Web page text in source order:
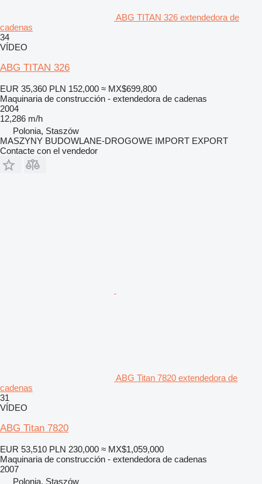
ABG TITAN 326 extendedora de
cadenas
34
VÍDEO
ABG TITAN 326
EUR 35,360 PLN 152,000 ≈ MX$699,800
Maquinaria de construcción - extendedora de cadenas
2004
12,286 m/h
Polonia, Staszów
MASZYNY BUDOWLANE-DROGOWE IMPORT EXPORT
Contacte con el vendedor
ABG Titan 7820 extendedora de
cadenas
31
VÍDEO
ABG Titan 7820
EUR 53,510 PLN 230,000 ≈ MX$1,059,000
Maquinaria de construcción - extendedora de cadenas
2007
Polonia, Staszów